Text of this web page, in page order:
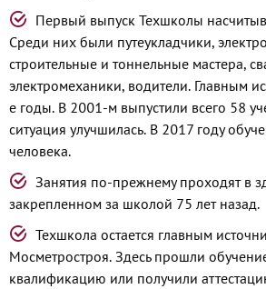
Первый выпуск Техшколы
Среди них были путеукладчики,
строительные и тоннельные мастера,
электромеханики, водители. Главным
е годы. В 2001-м выпустили всего 58
ситуация улучшилась. В 2017 году
человека.
Занятия по-прежнему проходят в
закрепленном за школой 75 лет назад.
Техшкола остается главным
Мосметростроя. Здесь прошли
квалификацию или получили